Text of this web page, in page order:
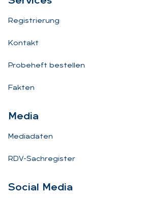
Registrierung
Kontakt
Probeheft bestellen
Fakten
Me­dia
Mediadaten
RDV-Sachregister
So­ci­al Me­dia